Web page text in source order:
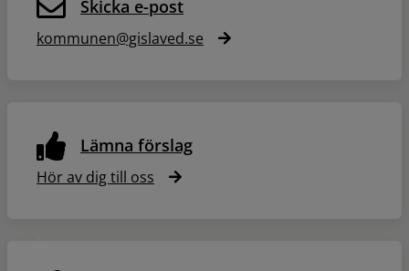
Skicka e-post
kommunen@gislaved.se
Lämna förslag
Hör av dig till oss